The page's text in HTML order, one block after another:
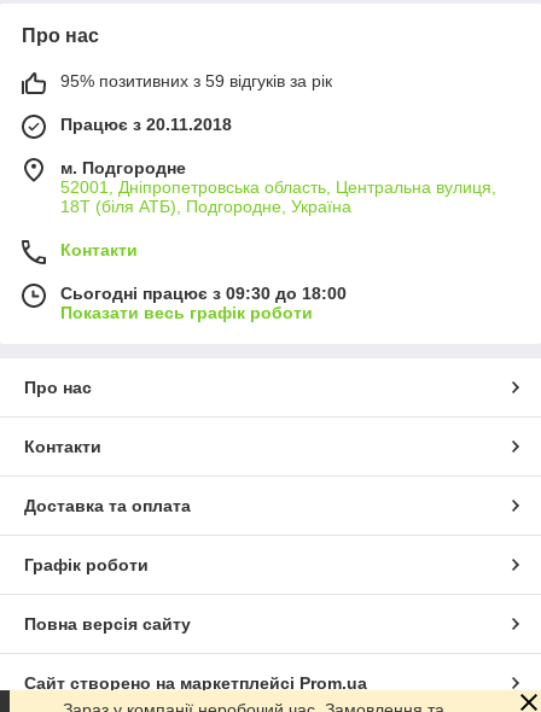
Про нас
95% позитивних з 59 відгуків за рік
Працює з 20.11.2018
м. Подгородне
52001, Дніпропетровська область, Центральна вулиця,
18Т (біля АТБ), Подгородне, Україна
Контакти
Сьогодні працює з 09:30 до 18:00
Показати весь графік роботи
Про нас
Контакти
Доставка та оплата
Графік роботи
Повна версія сайту
Сайт створено на маркетплейсі Prom.ua